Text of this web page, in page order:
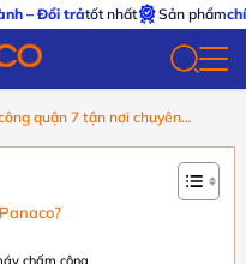
trảtốt nhất Sản phẩmchính
quận 7 tận nơi chuyên
chấm công